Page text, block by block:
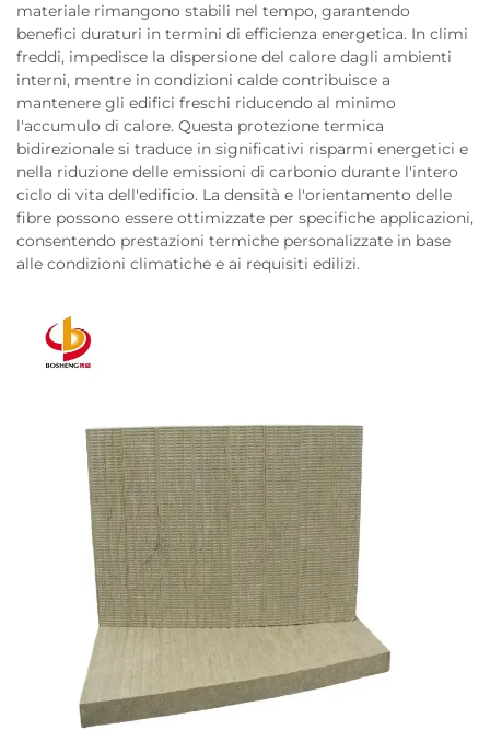
materiale rimangono stabili nel tempo, garantendo
benefici duraturi in termini di efficienza energetica. In climi
freddi, impedisce la dispersione del calore dagli ambienti
interni, mentre in condizioni calde contribuisce a
mantenere gli edifici freschi riducendo al minimo
l'accumulo di calore. Questa protezione termica
bidirezionale si traduce in significativi risparmi energetici e
nella riduzione delle emissioni di carbonio durante l'intero
ciclo di vita dell'edificio. La densità e l'orientamento delle
fibre possono essere ottimizzate per specifiche applicazioni,
consentendo prestazioni termiche personalizzate in base
alle condizioni climatiche e ai requisiti edilizi.